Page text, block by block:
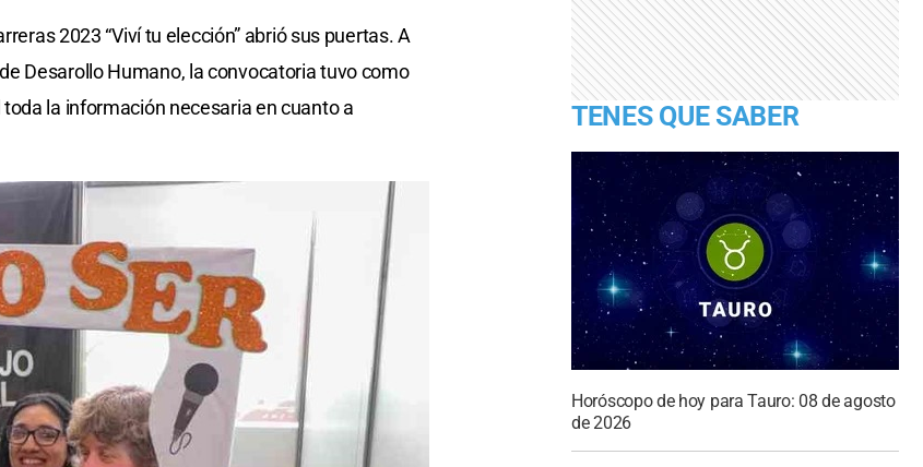
2023 “Viví tu elección” abrió sus puertas. A
Desarollo Humano, la convocatoria tuvo como
la información necesaria en cuanto a
TENES QUE SABER
Horóscopo de hoy para Tauro: 08 de agosto
de 2026